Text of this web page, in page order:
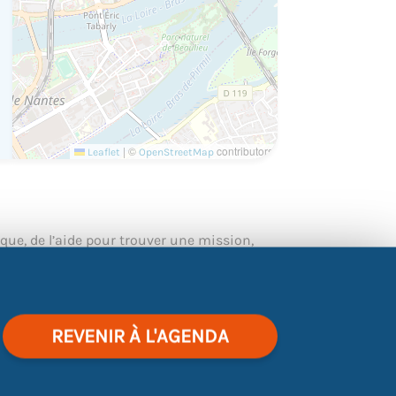
REVENIR À L'AGENDA
Leaflet | © OpenStreetMapcontributors
de l’aide pour trouver une mission,